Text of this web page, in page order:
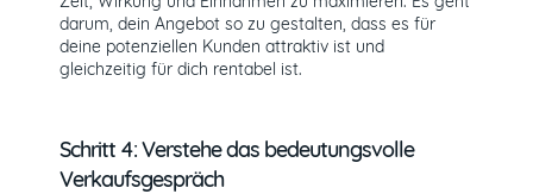
darum, dein Angebot so zu gestalten, dass es für
deine potenziellen Kunden attraktiv ist und
gleichzeitig für dich rentabel ist.
Schritt 4: Verstehe das bedeutungsvolle
Verkaufsgespräch